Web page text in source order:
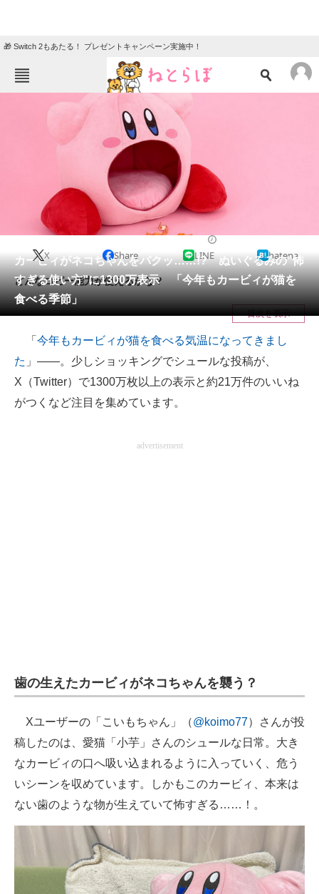
🎁 Switch 2もあたる！ プレゼントキャンペーン実施中！
ニュース
クイズ
地域
教育・育児
リサーチ
会員記事
メディア
注目記事を集めた総合ページ
ITの今と未来を見通す
スマホと通信の最新トレンド
進化するPCとデバイスの未来
好きが集まる 比べて選べる
IT製品の技術・比較・事例
製造業のIT導入・活用を支援
モノづくり技術者専門サイト
エレクトロニクス専門サイト
電子設計の基本と応用
エネルギーの専門メディア
建設×テクノロジーの最前線
カービィがネコちゃんをパクッ……!? ぬいぐるみの“怖
すぎる使い方”に1300万表示 「今年もカービィが猫を
食べる季節」
X Share LINE hatena
どんなコピー能力が使えるかな？
目次を表示
「 今年もカービィが猫を食べる気温になってきまし
た 」――。少しショッキングでシュールな投稿が、
X（Twitter）で1300万枚以上の表示と約21万件のいいね
がつくなど注目を集めています。
advertisement
歯の生えたカービィがネコちゃんを襲う？
Xユーザーの「こいもちゃん」（@koimo77）さんが投
稿したのは、愛猫「小芋」さんのシュールな日常。大き
なカービィの口へ吸い込まれるように入っていく、危う
いシーンを収めています。しかもこのカービィ、本来は
ない歯のような物が生えていて怖すぎる……！。